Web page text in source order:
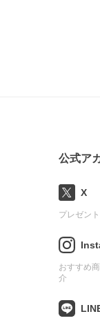
公式ア
X
プレゼン
おすすめ
介